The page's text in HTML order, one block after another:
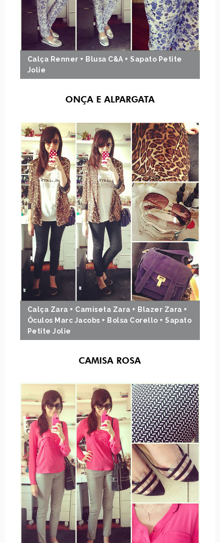
Calça Renner + Blusa C&A + Sapato Petite
Jolie
ONÇA E ALPARGATA
Calça Zara + Camiseta Zara + Blazer Zara +
Óculos Marc Jacobs + Bolsa Corello + Sapato
Petite Jolie
CAMISA ROSA